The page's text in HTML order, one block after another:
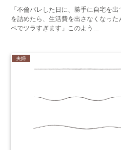
「不倫バレした日に、勝手に自宅を
を詰めたら、生活費を出さなくなっ
ペでツラすぎます」このよう...
夫婦